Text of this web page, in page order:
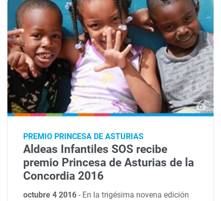
PREMIO PRINCESA DE ASTURIAS
Aldeas Infantiles SOS recibe
premio Princesa de Asturias de la
Concordia 2016
octubre 4 2016- En la trigésima novena edición